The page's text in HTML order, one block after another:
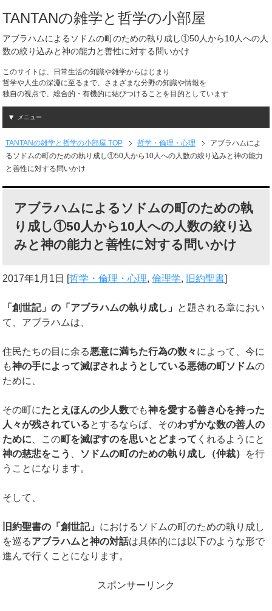
TANTANの雑学と哲学の小部屋
アブラハムによるソドムの町のための執り成し①50人から10人への人
数の絞り込みと神の能力と善性に対する問いかけ
このサイトは、日常生活の知識や雑学からはじまり
哲学や人生の深淵に至るまで、さまざまな分野の知識や情報を
独自の視点で、総合的・有機的に結びつけることを目的としています
メニュー
TANTANの雑学と哲学の小部屋 TOP 哲学・倫理・心理
アブラハムによ
るソドムの町のための執り成し①50人から10人への人数の絞り込みと神の能力
と善性に対する問いかけ
アブラハムによるソドムの町のための執
り成し①50人から10人への人数の絞り込
みと神の能力と善性に対する問いかけ
2017年1月1日 [哲学・倫理・心理,倫理学, 旧約聖書]
「創世記」の「アブラハムの執り成し」 と題される章におい
て、アブラハムは、
住民たちの目に余る悪意に満ちた行為の数々によって、今に
も神の手によって滅ぼされようとしている悪徳の町ソドムの
ために、
その町にたとえほんの少人数でも神を愛する善き心を持った
人々が残されているとするならば、そのわずかな数の善人の
ために 、この町を滅ぼすのを思いとどまって くれるようにと
神の慈悲をこう
ソドムの町のための執り成し（仲裁） を行
うことになります。
そして、
旧約聖書の「創世記」 におけるソドムの町のための執り成し
を巡るアブラハムと神の対話は具体的には以下のような形で
進んで行くことになります。
スポンサーリンク